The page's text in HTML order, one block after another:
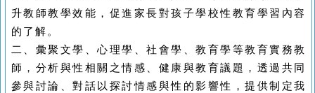
升教師教學效能，促進家長對孩子學校性教育學習內容
的了解。
二、彙聚文學、心理學、社會學、教育學等教育實務教
師，分析與性相關之情感、健康與教育議題，透過共同
參與討論、對話以探討情感與性的影響性，提供制定我